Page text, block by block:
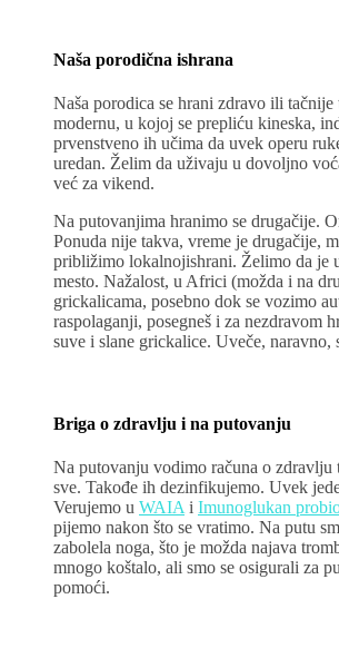
Naša porodična ishrana
Naša porodica se hrani zdravo ili
modernu, u kojoj se prepliću kineska,
prvenstveno ih učima da uvek operu
uredan. Želim da uživaju u dovoljno
već za vikend.
Na putovanjima hranimo se drugačije.
Ponuda nije takva, vreme je drugačije,
približimo lokalnojishrani. Želimo da je
mesto. Nažalost, u Africi (možda i na
grickalicama, posebno dok se vozimo
raspolaganji, posegneš i za nezdravom
suve i slane grickalice. Uveče, naravno,
Briga o zdravlju i na putovanju
Na putovanju vodimo računa o zdravlju
sve. Takođe ih dezinfikujemo. Uvek
Verujemo u WAIA i Imunoglukan
pijemo nakon što se vratimo. Na putu
zabolela noga, što je možda najava
mnogo koštalo, ali smo se osigurali za
pomoći.